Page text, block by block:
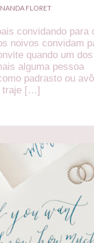
FLORET
convidando para
noivos convidam
quando um
alguma pessoa
padrasto ou
traje […]